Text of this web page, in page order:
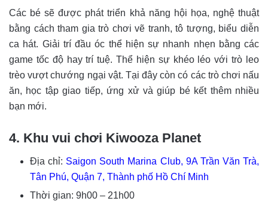
Các bé sẽ được phát triển khả năng hội họa, nghệ thuật
bằng cách tham gia trò chơi vẽ tranh, tô tượng, biểu diễn
ca hát. Giải trí đầu óc thể hiện sự nhanh nhẹn bằng các
game tốc độ hay trí tuệ. Thể hiện sự khéo léo với trò leo
trèo vượt chướng ngại vật. Tại đây còn có các trò chơi nấu
ăn, học tập giao tiếp, ứng xử và giúp bé kết thêm nhiều
bạn mới.
4. Khu vui chơi Kiwooza Planet
Địa chỉ: Saigon South Marina Club, 9A Trần Văn Trà,
Tân Phú, Quận 7, Thành phố Hồ Chí Minh
Thời gian: 9h00 – 21h00